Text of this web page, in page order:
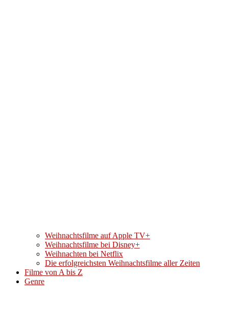
Weihnachtsfilme auf Apple TV+
Weihnachtsfilme bei Disney+
Weihnachten bei Netflix
Die erfolgreichsten Weihnachtsfilme aller Zeiten
Filme von A bis Z
Genre